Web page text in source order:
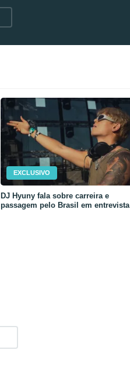
EXCLUSIVO
DJ Hyuny fala sobre carreira e
passagem pelo Brasil em entrevista